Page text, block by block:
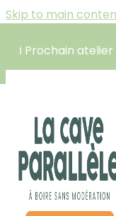
Skip to main
ℹ️ Prochain